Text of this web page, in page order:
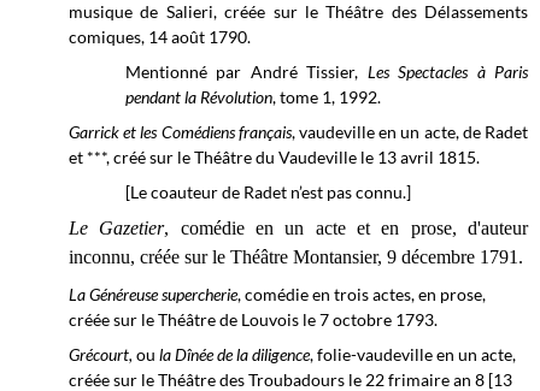
musique de Salieri, créée sur le Théâtre des Délassements
comiques, 14 août 1790.
Mentionné par André Tissier, Les Spectacles à Paris
pendant la Révolution, tome 1, 1992.
Garrick et les Comédiens français, vaudeville en un acte, de Radet
et ***, créé sur le Théâtre du Vaudeville le 13 avril 1815.
[Le coauteur de Radet n’est pas connu.]
Le Gazetier, comédie en un acte et en prose, d'auteur
inconnu, créée sur le Théâtre Montansier, 9 décembre 1791.
La Généreuse supercherie, comédie en trois actes, en prose,
créée sur leThéâtre de Louvois le 7 octobre 1793.
Grécourt, ou la Dînée de la diligence, folie-vaudeville en un acte,
créée sur leThéâtre des Troubadours le 22 frimaire an 8 [13